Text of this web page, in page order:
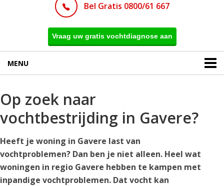
Bel Gratis 0800/61 667
Vraag uw gratis vochtdiagnose aan
MENU
Op zoek naar
vochtbestrijding in Gavere?
Heeft je woning in Gavere last van
vochtproblemen? Dan ben je niet alleen. Heel wat
woningen in regio Gavere hebben te kampen met
inpandige vochtproblemen. Dat vocht kan